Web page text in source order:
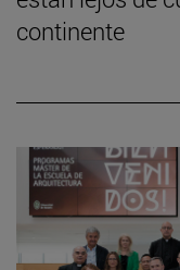
continente